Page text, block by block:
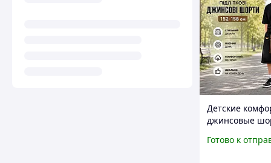
Детские
джинсовые
мальчиков
Готово к